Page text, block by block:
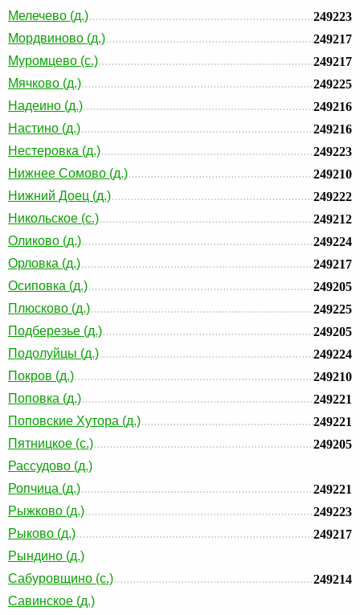
Мелечево (д.)
249223
Мордвиново (д.)
249217
Муромцево (с.)
249217
Мячково (д.)
249225
Надеино (д.)
249216
Настино (д.)
249216
Нестеровка (д.)
249223
Нижнее Сомово (д.)
249210
Нижний Доец (д.)
249222
Никольское (с.)
249212
Оликово (д.)
249224
Орловка (д.)
249217
Осиповка (д.)
249205
Плюсково (д.)
249225
Подберезье (д.)
249205
Подолуйцы (д.)
249224
Покров (д.)
249210
Поповка (д.)
249221
Поповские Хутора (д.)
249221
Пятницкое (с.)
249205
Рассудово (д.)
Ропчица (д.)
249221
Рыжково (д.)
249223
Рыково (д.)
249217
Рындино (д.)
Сабуровщино (с.)
249214
Савинское (д.)